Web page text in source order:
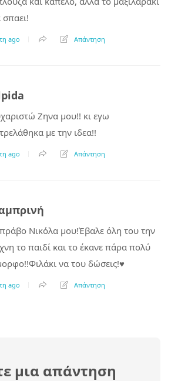
σπαει!
ago Απάντηση
Ζηνα μου!! κι εγω
με την ιδεα!!
ago Απάντηση
Νικόλα μου!Έβαλε όλη του την
το παιδί και το έκανε πάρα πολύ
να του δώσεις!♥
ago Απάντηση
μια απάντηση